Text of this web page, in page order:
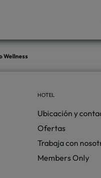
Hotel & Wellness en
Wellness
HOTEL
Ubicación y
Ofertas
Trabaja con
Members Only